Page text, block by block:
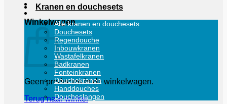
Winkelwagen
Geen producten in de winkelwagen.
Terug naar winkel
Kranen en douchesets
Alle kranen en douchesets
Douchesets
Regendouche
Inbouwkranen
Wastafelkranen
Badkranen
Fonteinkranen
Douchekranen
Handdouches
Doucheslangen